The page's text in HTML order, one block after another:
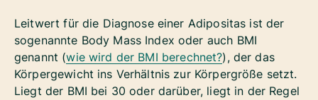
Leitwert für die Diagnose einer Adipositas ist der
sogenannte Body Mass Index oder auch BMI
genannt (wie wird der BMI berechnet?), der das
Körpergewicht ins Verhältnis zur Körpergröße setzt.
Liegt der BMI bei 30 oder darüber, liegt in der Regel